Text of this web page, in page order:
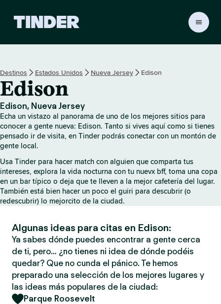
r
i
c
i
o
Destinos Estados Unidos Nueva Jersey Edison
Edison
Edison, Nueva Jersey
Echa un vistazo al panorama de uno de los mejores sitios para
conocer a gente nueva: Edison. Tanto si vives aquí como si tienes
pensado ir de visita, en Tinder podrás conectar con un montón de
gente local.
Usa Tinder para hacer match con alguien que comparta tus
intereses, explora la vida nocturna con tu nuevx bff, toma una copa
en un bar típico o deja que te lleven a la mejor cafetería del lugar.
También está bien hacer un poco el guiri para descubrir (o
redescubrir) lo mejorcito de la ciudad.
Algunas ideas para citas en Edison:
Ya sabes dónde puedes encontrar a gente cerca
de ti, pero… ¿no tienes ni idea de dónde podéis
quedar? Que no cunda el pánico. Te hemos
preparado una selección de los mejores lugares y
las ideas más populares de la ciudad:
Parque Roosevelt